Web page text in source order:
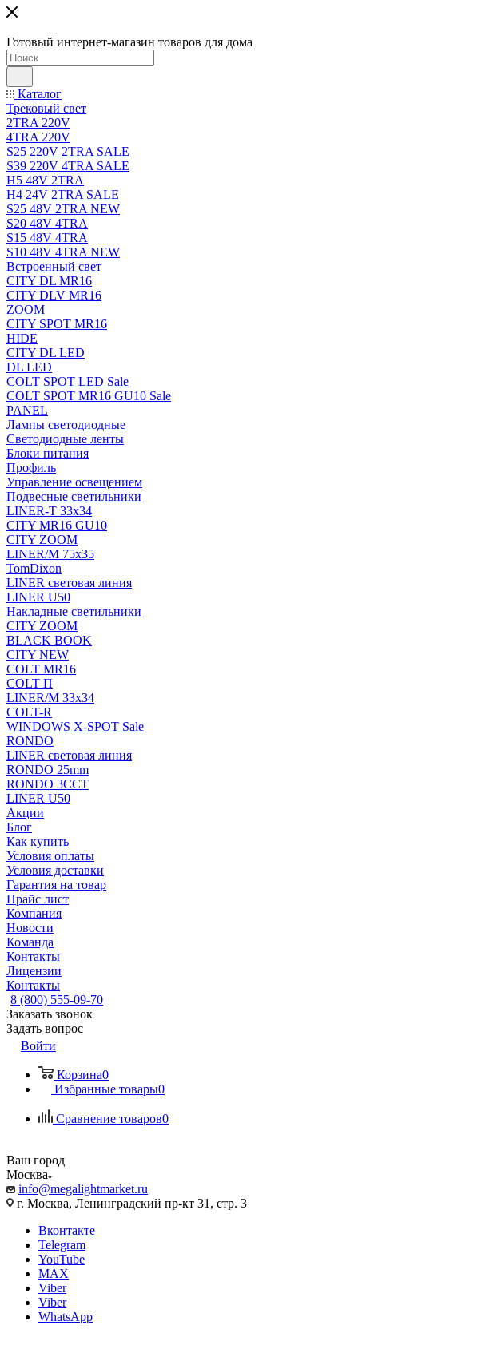
Готовый интернет-магазин товаров для дома
Каталог
Трековый свет
2TRA 220V
4TRA 220V
S25 220V 2TRA SALE
S39 220V 4TRA SALE
H5 48V 2TRA
H4 24V 2TRA SALE
S25 48V 2TRA NEW
S20 48V 4TRA
S15 48V 4TRA
S10 48V 4TRA NEW
Встроенный свет
CITY DL MR16
CITY DLV MR16
ZOOM
CITY SPOT MR16
HIDE
CITY DL LED
DL LED
COLT SPOT LED Sale
COLT SPOT MR16 GU10 Sale
PANEL
Лампы светодиодные
Светодиодные ленты
Блоки питания
Профиль
Управление освещением
Подвесные светильники
LINER-T 33x34
CITY MR16 GU10
CITY ZOOM
LINER/M 75х35
TomDixon
LINER световая линия
LINER U50
Накладные светильники
CITY ZOOM
BLACK BOOK
CITY NEW
COLT MR16
COLT П
LINER/М 33х34
COLT-R
WINDOWS X-SPOT Sale
RONDO
LINER световая линия
RONDO 25mm
RONDO 3CCT
LINER U50
Акции
Блог
Как купить
Условия оплаты
Условия доставки
Гарантия на товар
Прайс лист
Компания
Новости
Команда
Контакты
Лицензии
Контакты
8 (800) 555-09-70
Заказать звонок
Задать вопрос
Войти
Корзина0
Избранные товары0
Сравнение товаров0
Ваш город
Москва
info@megalightmarket.ru
г. Москва, Ленинградский пр-кт 31, стр. 3
Вконтакте
Telegram
YouTube
MAX
Viber
Viber
WhatsApp